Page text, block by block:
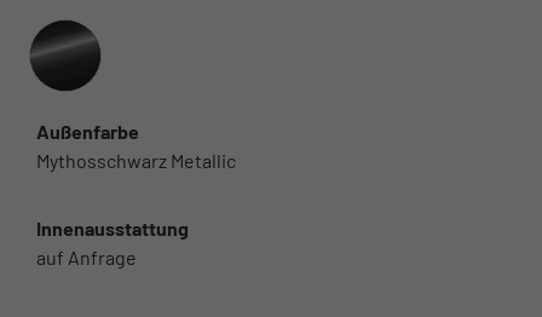
Außenfarbe
Mythosschwarz Metallic
Innenausstattung
auf Anfrage